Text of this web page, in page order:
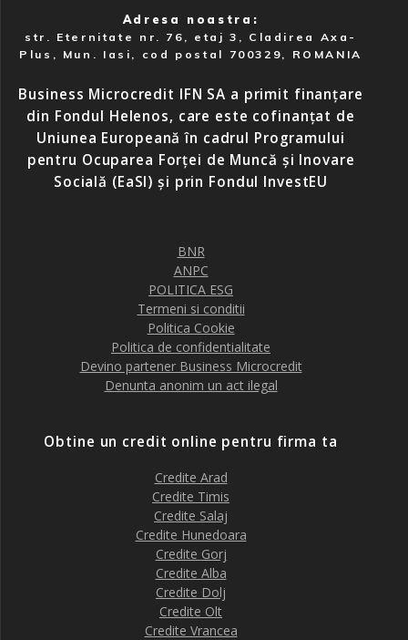
Adresa noastra:
str. Eternitate nr. 76, etaj 3, Cladirea Axa-
Plus, Mun. Iasi, cod postal 700329, ROMANIA
Business Microcredit IFN SA a primit finanțare
din Fondul Helenos, care este cofinanțat de
Uniunea Europeană în cadrul Programului
pentru Ocuparea Forței de Muncă și Inovare
Socială (EaSI) și prin Fondul InvestEU
BNR
ANPC
POLITICA ESG
Termeni si conditii
Politica Cookie
Politica de confidentialitate
Devino partener Business Microcredit
Denunta anonim un act ilegal
Obtine un credit online pentru firma ta
Credite Arad
Credite Timis
Credite Salaj
Credite Hunedoara
Credite Gorj
Credite Alba
Credite Dolj
Credite Olt
Credite Vrancea